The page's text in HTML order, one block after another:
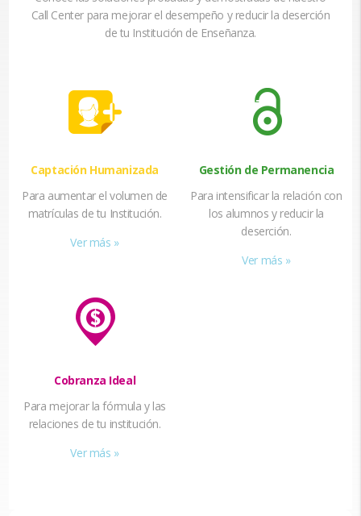
Call Center para mejorar el desempeño y reducir la deserción
de tu Institución de Enseñanza.
Captación Humanizada
Para aumentar el volumen de
matrículas de tu Institución.
Ver más »
Gestión de Permanencia
Para intensificar la relación con
los alumnos y reducir la
deserción.
Ver más »
Cobranza Ideal
Para mejorar la fórmula y las
relaciones de tu institución.
Ver más »